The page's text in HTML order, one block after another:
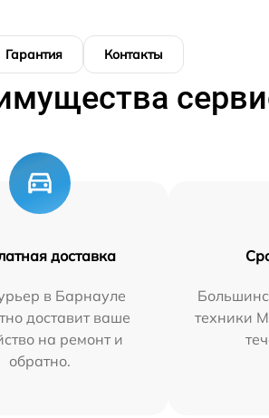
Гарантия Контакты
доставка
в Барнауле
доставит ваше
на ремонт и
обратно.
техники